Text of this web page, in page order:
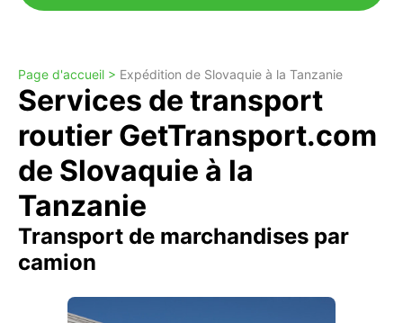
Page d'accueil > Expédition de Slovaquie à la Tanzanie
Services de transport
routier GetTransport.com
de Slovaquie à la
Tanzanie
Transport de marchandises par
camion